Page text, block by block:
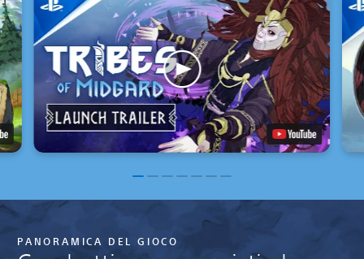
PANORAMICA DEL GIOCO